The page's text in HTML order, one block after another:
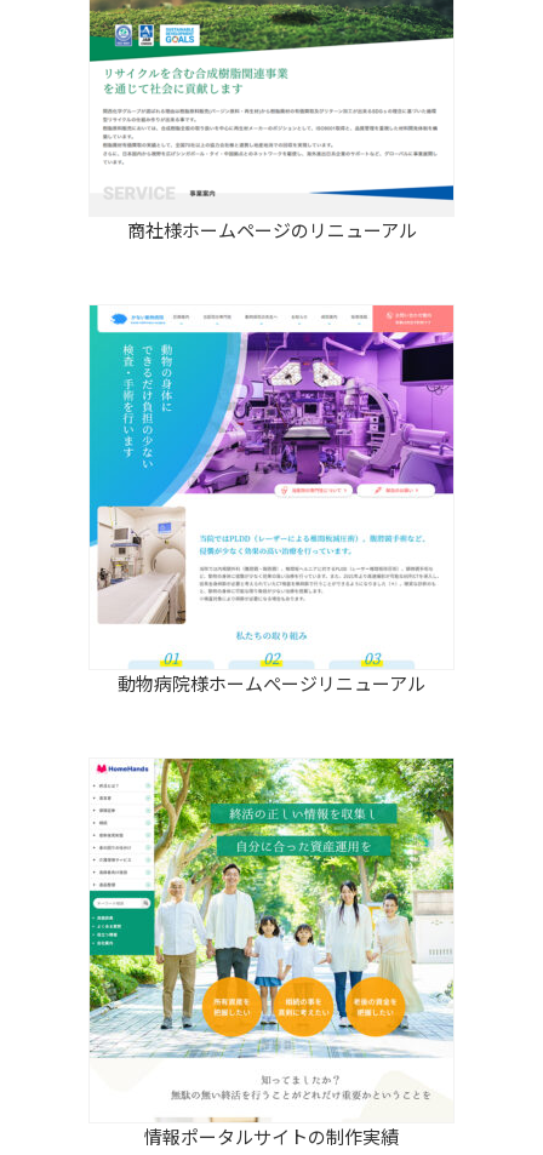
商社様ホームページのリニューアル
動物病院様ホームぺージリニューアル
情報ポータルサイトの制作実績